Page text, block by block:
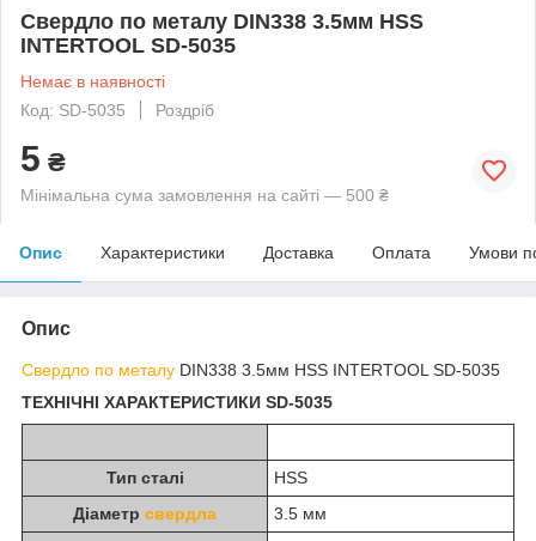
Свердло по металу DIN338 3.5мм HSS
INTERTOOL SD-5035
Немає в наявності
Код: SD-5035
Роздріб
5 ₴
Мінімальна сума замовлення на сайті — 500 ₴
Опис Характеристики Доставка Оплата Умови
Опис
Свердло по металу DIN338 3.5мм HSS INTERTOOL SD-5035
ТЕХНІЧНІ ХАРАКТЕРИСТИКИ SD-5035
Тип сталі
HSS
Діаметр свердла
3.5 мм